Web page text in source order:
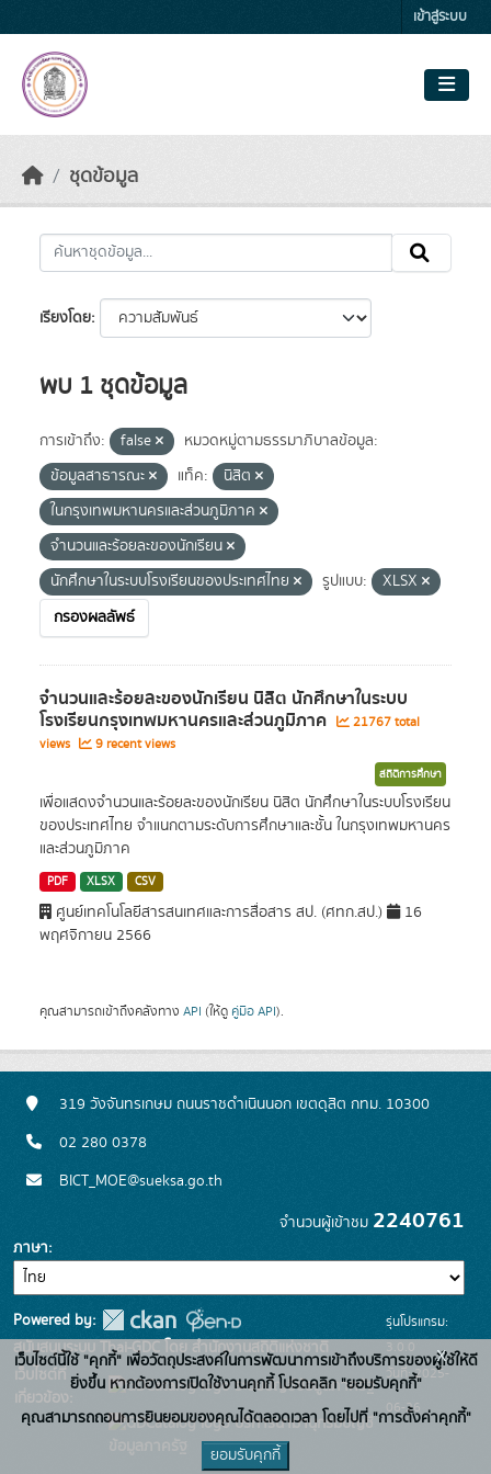
เข้าสู่ระบบ
ชุดข้อมูล
เรียงโดย
พบ 1 ชุดข้อมูล
การเข้าถึง: false
หมวดหมู่ตามธรรมาภิบาลข้อมูล:
ข้อมูลสาธารณะ
แท็ค:
นิสิต
ในกรุงเทพมหานครและส่วนภูมิภาค
จำนวนและร้อยละของนักเรียน
นักศึกษาในระบบโรงเรียนของประเทศไทย
รูปแบบ:
XLSX
กรองผลลัพธ์
จำนวนและร้อยละของนักเรียน นิสิต นักศึกษาในระบบ
โรงเรียนกรุงเทพมหานครและส่วนภูมิภาค
21767 total
views
9 recent views
สถิติการศึกษา
เพื่อแสดงจำนวนและร้อยละของนักเรียน นิสิต นักศึกษาในระบบโรงเรียน
ของประเทศไทย จำแนกตามระดับการศึกษาและชั้น ในกรุงเทพมหานคร
และส่วนภูมิภาค
PDF XLSX CSV
ศูนย์เทคโนโลยีสารสนเทศและการสื่อสาร สป. (ศทก.สป.)
16
พฤศจิกายน 2566
คุณสามารถเข้าถึงคลังทาง API (ให้ดู คู่มือ API).
319 วังจันทรเกษม ถนนราชดำเนินนอก เขตดุสิต กทม. 10300
02 280 0378
BICT_MOE@sueksa.go.th
จำนวนผู้เข้าชม 2240761
ภาษา
Powered by:
สนับสนุนระบบ Thai-GDC โดย สำนักงานสถิติแห่งชาติ
เว็บไซต์ที่
เกี่ยวข้อง:
ระบบบัญชีข้อมูลภาครัฐ
บริการนามานุกรมบัญชี
รุ่นโปรแกรม:
3.0.0
วันที่: 2025-
06-26
เว็บไซต์นี้ใช้ "คุกกี้" เพื่อวัตถุประสงค์ในการพัฒนาการเข้าถึงบริการของผู้ใช้ให้ดี
ยิ่งขึ้น หากต้องการเปิดใช้งานคุกกี้ โปรดคลิก "ยอมรับคุกกี้"
คุณสามารถถอนการยินยอมของคุณได้ตลอดเวลา โดยไปที่ "การตั้งค่าคุกกี้"
ยอมรับคุกกี้
x